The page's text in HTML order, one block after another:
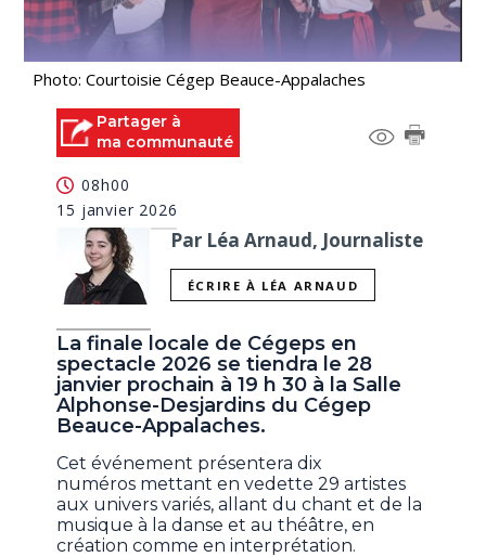
Photo: Courtoisie Cégep Beauce-Appalaches
Partager à
ma communauté
08h00
15 janvier 2026
Par Léa Arnaud, Journaliste
ÉCRIRE À LÉA ARNAUD
La finale locale de Cégeps en
spectacle 2026 se tiendra le 28
janvier prochain à 19 h 30 à la Salle
Alphonse-Desjardins du Cégep
Beauce-Appalaches.
Cet événement présentera dix
numéros mettant en vedette 29 artistes
aux univers variés, allant du chant et de la
musique à la danse et au théâtre, en
création comme en interprétation.